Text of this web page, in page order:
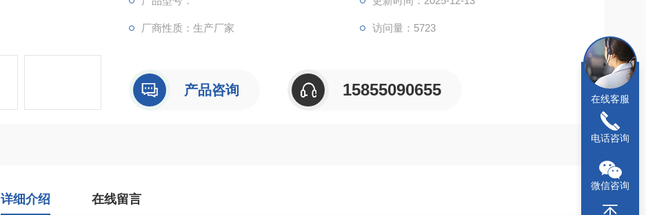
厂商性质：生产厂家 访问量：5723
产品咨询 15855090655
详细介绍 在线留言
在线客服
电话咨询
微信咨询